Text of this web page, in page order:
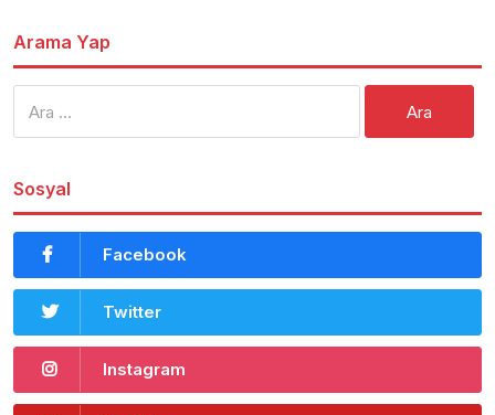
Arama Yap
Sosyal
Facebook
Twitter
Instagram